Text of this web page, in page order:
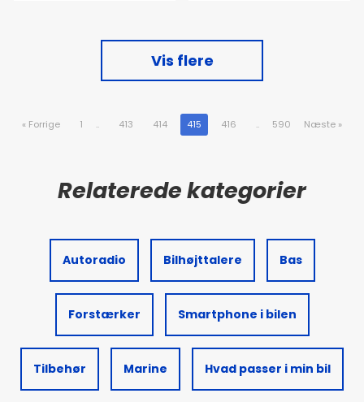
Vis flere
« Forrige 1 .. 413 414 415 416 .. 590 Næste »
Autoradio Bilhøjttalere Bas
Forstærker Smartphone i bilen
Tilbehør Marine Hvad passer i min bil